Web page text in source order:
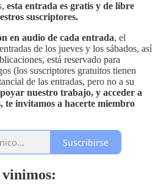
esta entrada es gratis y de libre
suscriptores.
en audio de cada entrada, el
de los jueves y los sábados, así
está reservado para
(los suscriptores gratuitos tienen
de las entradas, pero no a su
nuestro trabajo, y acceder a
te invitamos a hacerte miembro
Suscribirse